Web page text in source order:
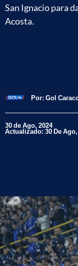
San Ignacio para
Acosta.
Por: Gol
30 de Ago, 2024
Actualizado: 30 De Ago,